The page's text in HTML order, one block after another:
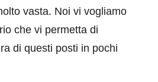
vasta. Noi vi vogliamo
che vi permetta di
di questi posti in pochi